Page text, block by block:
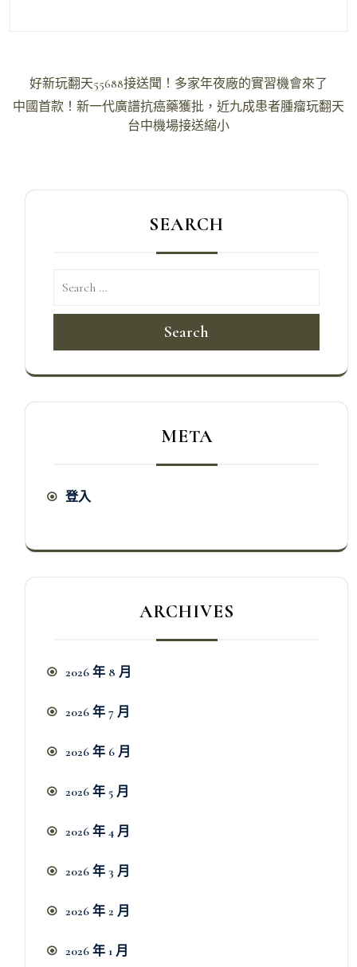
章
好新玩翻天55688接送聞！多家年夜廠的實習機會來了
中國首款！新一代廣譜抗癌藥獲批，近九成患者腫瘤玩翻天
台中機場接送縮小
SEARCH
Search
META
登入
ARCHIVES
2026 年 8 月
2026 年 7 月
2026 年 6 月
2026 年 5 月
2026 年 4 月
2026 年 3 月
2026 年 2 月
2026 年 1 月